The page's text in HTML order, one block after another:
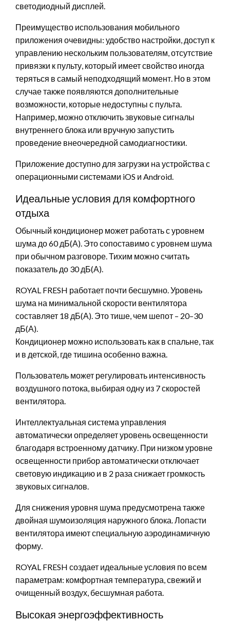
светодиодный дисплей.
Преимущество использования мобильного
приложения очевидны: удобство настройки, доступ к
управлению нескольким пользователям, отсутствие
привязки к пульту, который имеет свойство иногда
теряться в самый неподходящий момент. Но в этом
случае также появляются дополнительные
возможности, которые недоступны с пульта.
Например, можно отключить звуковые сигналы
внутреннего блока или вручную запустить
проведение внеочередной самодиагностики.
Приложение доступно для загрузки на устройства с
операционными системами iOS и Android.
Идеальные условия для комфортного
отдыха
Обычный кондиционер может работать с уровнем
шума до 60 дБ(А). Это сопоставимо с уровнем шума
при обычном разговоре. Тихим можно считать
показатель до 30 дБ(А).
ROYAL FRESH работает почти бесшумно. Уровень
шума на минимальной скорости вентилятора
составляет 18 дБ(А). Это тише, чем шепот – 20–30
дБ(А).
Кондиционер можно использовать как в спальне, так
и в детской, где тишина особенно важна.
Пользователь может регулировать интенсивность
воздушного потока, выбирая одну из 7 скоростей
вентилятора.
Интеллектуальная система управления
автоматически определяет уровень освещенности
благодаря встроенному датчику. При низком уровне
освещенности прибор автоматически отключает
световую индикацию и в 2 раза снижает громкость
звуковых сигналов.
Для снижения уровня шума предусмотрена также
двойная шумоизоляция наружного блока. Лопасти
вентилятора имеют специальную аэродинамичную
форму.
ROYAL FRESH создает идеальные условия по всем
параметрам: комфортная температура, свежий и
очищенный воздух, бесшумная работа.
Высокая энергоэффективность